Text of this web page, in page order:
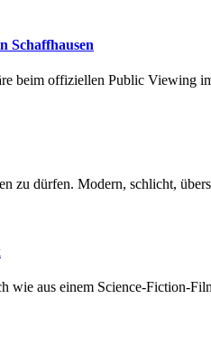
Schaffhausen
beim offiziellen Public Viewing
zu dürfen. Modern, schlicht,
aus einem Science-Fiction-